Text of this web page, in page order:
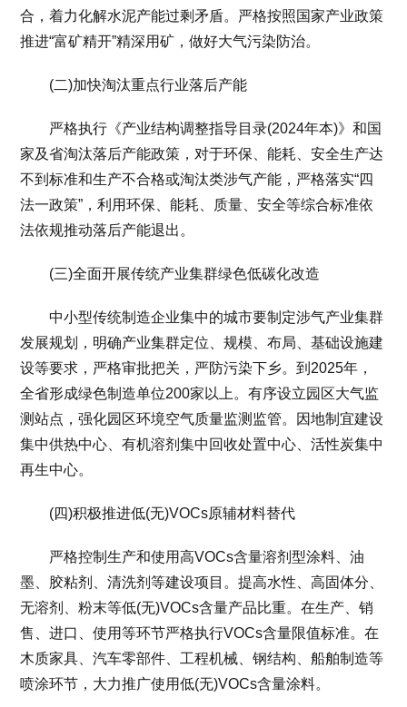
合，着力化解水泥产能过剩矛盾。严格按照国家产业政策
推进“富矿精开”精深用矿，做好大气污染防治。
(二)加快淘汰重点行业落后产能
严格执行《产业结构调整指导目录(2024年本)》和国
家及省淘汰落后产能政策，对于环保、能耗、安全生产达
不到标准和生产不合格或淘汰类涉气产能，严格落实“四
法一政策”，利用环保、能耗、质量、安全等综合标准依
法依规推动落后产能退出。
(三)全面开展传统产业集群绿色低碳化改造
中小型传统制造企业集中的城市要制定涉气产业集群
发展规划，明确产业集群定位、规模、布局、基础设施建
设等要求，严格审批把关，严防污染下乡。到2025年，
全省形成绿色制造单位200家以上。有序设立园区大气监
测站点，强化园区环境空气质量监测监管。因地制宜建设
集中供热中心、有机溶剂集中回收处置中心、活性炭集中
再生中心。
(四)积极推进低(无)VOCs原辅材料替代
严格控制生产和使用高VOCs含量溶剂型涂料、油
墨、胶粘剂、清洗剂等建设项目。提高水性、高固体分、
无溶剂、粉末等低(无)VOCs含量产品比重。在生产、销
售、进口、使用等环节严格执行VOCs含量限值标准。在
木质家具、汽车零部件、工程机械、钢结构、船舶制造等
喷涂环节，大力推广使用低(无)VOCs含量涂料。